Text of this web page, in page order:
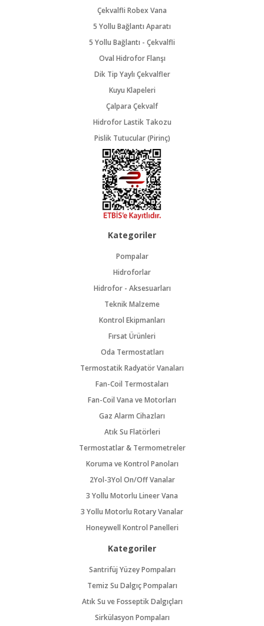
Çekvalfli Robex Vana
5 Yollu Bağlantı Aparatı
5 Yollu Bağlantı - Çekvalfli
Oval Hidrofor Flanşı
Dik Tip Yaylı Çekvalfler
Kuyu Klapeleri
Çalpara Çekvalf
Hidrofor Lastik Takozu
Pislik Tutucular (Pirinç)
Kategoriler
Pompalar
Hidroforlar
Hidrofor - Aksesuarları
Teknik Malzeme
Kontrol Ekipmanları
Fırsat Ürünleri
Oda Termostatları
Termostatik Radyatör Vanaları
Fan-Coil Termostaları
Fan-Coil Vana ve Motorları
Gaz Alarm Cihazları
Atık Su Flatörleri
Termostatlar & Termometreler
Koruma ve Kontrol Panoları
2Yol-3Yol On/Off Vanalar
3 Yollu Motorlu Lineer Vana
3 Yollu Motorlu Rotary Vanalar
Honeywell Kontrol Panelleri
Kategoriler
Santrifüj Yüzey Pompaları
Temiz Su Dalgıç Pompaları
Atık Su ve Fosseptik Dalgıçları
Sirkülasyon Pompaları